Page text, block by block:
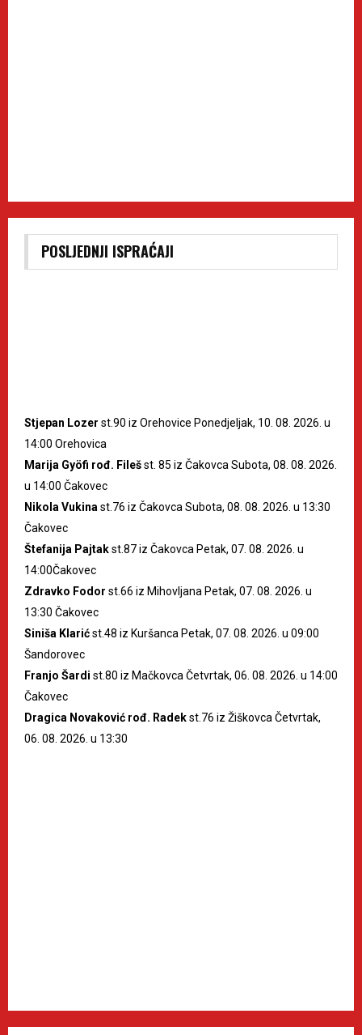
POSLJEDNJI ISPRAĆAJI
Stjepan Lozer st.90 iz Orehovice Ponedjeljak, 10. 08. 2026. u
14:00 Orehovica
Marija Gyöfi rođ. Filešst. 85 iz Čakovca Subota, 08. 08. 2026.
u 14:00 Čakovec
Nikola Vukinast.76 iz Čakovca Subota, 08. 08. 2026. u 13:30
Čakovec
Štefanija Pajtakst.87 iz Čakovca Petak, 07. 08. 2026. u
14:00Čakovec
Zdravko Fodor st.66 iz Mihovljana Petak, 07. 08. 2026. u
13:30 Čakovec
Siniša Klarićst.48 iz Kuršanca Petak, 07. 08. 2026. u 09:00
Šandorovec
Franjo Šardi st.80 iz Mačkovca Četvrtak, 06. 08. 2026. u 14:00
Čakovec
Dragica Novaković rođ. Radekst.76 iz Žiškovca Četvrtak,
06. 08. 2026. u 13:30